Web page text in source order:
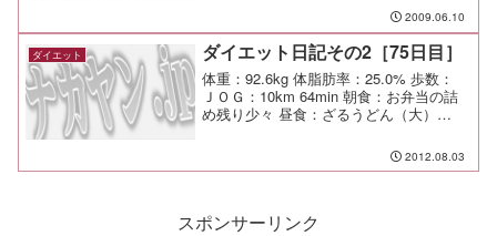
2009.06.10
ダイエット ダイエット日記その2［75日目］
体重：92.6kg 体脂肪率：25.0% 歩数：
ＪＯＧ：10km 64min 朝食：お弁当の詰
め残り少々 昼食：ざるうどん（大）
少々 間食： メモ：昼プールやろうと思っ
たら休館日かよ！
2012.08.03
スポンサーリンク